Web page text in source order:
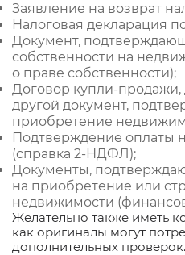
Заявление на возврат
Налоговая декларация
Документ,
собственности на
о праве собственности);
Договор купли-
другой документ,
приобретение
Подтверждение оплаты
(справка 2-НДФЛ);
Документы,
на приобретение или
недвижимости
Желательно также иметь
как оригиналы могут
дополнительных проверок.